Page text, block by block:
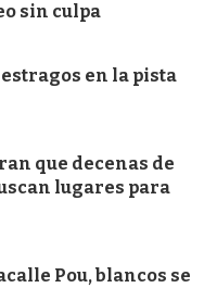
sin culpa
en la pista
que decenas de
lugares para
Pou, blancos se